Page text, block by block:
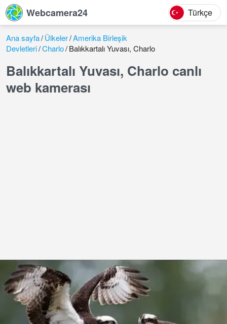
Webcamera24 Türkçe
Ana sayfa Ülkeler Amerika Birleşik
Devletleri Charlo Balıkkartalı Yuvası, Charlo
Balıkkartalı Yuvası, Charlo canlı
web kamerası